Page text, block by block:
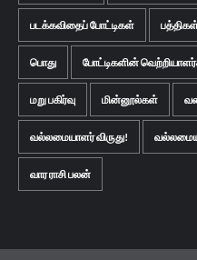
படக்கவிதைப் போட்டிகள்
பொது போட்டிகளின்
மறு பகிர்வு மின்னூல்கள்
வல்லமையாளர் விருது!
வார ராசி பலன்